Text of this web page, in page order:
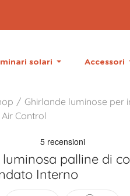
solari Accessori
Ghirlande luminose per
Control
palline di
Interno